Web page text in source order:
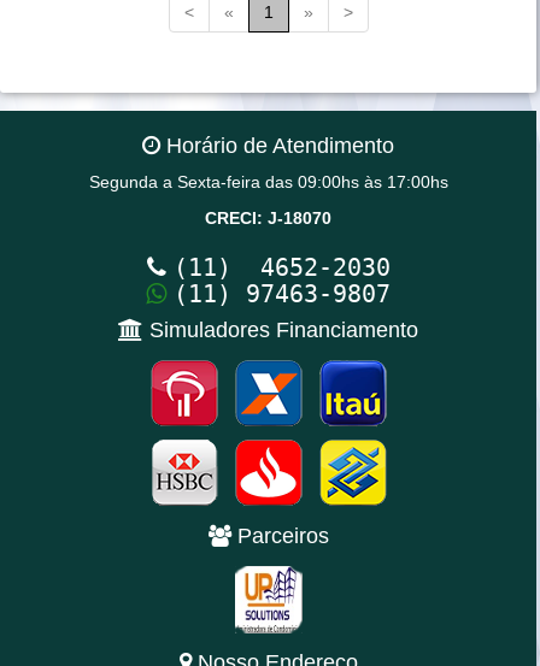
< « 1 » >
Horário de Atendimento
Segunda a Sexta-feira das 09:00hs às 17:00hs
CRECI: J-18070
(11) 4652-2030
(11) 97463-9807
Simuladores Financiamento
Parceiros